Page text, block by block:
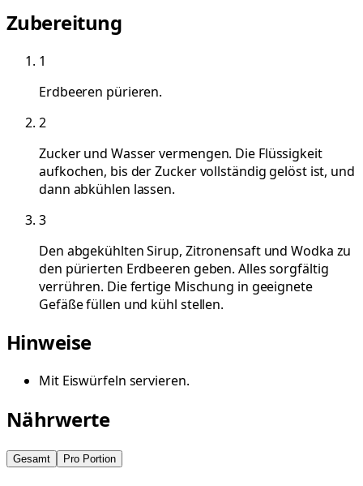
Zubereitung
1
Erdbeeren pürieren.
2
Zucker und Wasser vermengen. Die Flüssigkeit
aufkochen, bis der Zucker vollständig gelöst ist, und
dann abkühlen lassen.
3
Den abgekühlten Sirup, Zitronensaft und Wodka zu
den pürierten Erdbeeren geben. Alles sorgfältig
verrühren. Die fertige Mischung in geeignete
Gefäße füllen und kühl stellen.
Hinweise
Mit Eiswürfeln servieren.
Nährwerte
Gesamt Pro Portion